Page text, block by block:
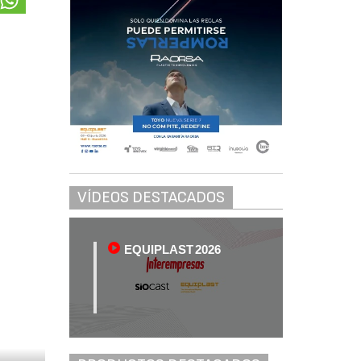
VÍDEOS DESTACADOS
EQUIPLAST 2026